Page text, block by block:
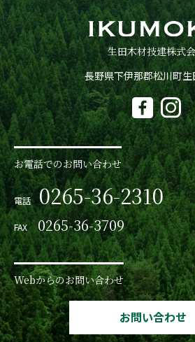
生田木材技建株式
長野県下伊那郡松川町
お電話でのお問い合わせ
電話 0265-36-2310
FAX0265-36-3709
Webからのお問い合わせ
お問い合わせ